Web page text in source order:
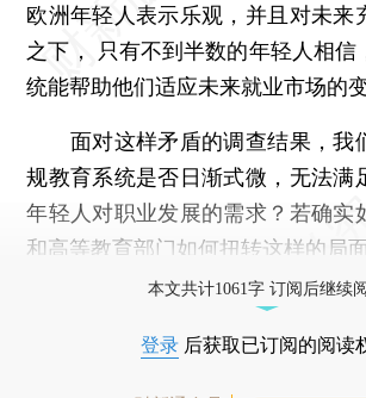
欧洲年轻人表示乐观，并且对未来
之下， 只有不到半数的年轻人相信
统能帮助他们适应未来就业市场的变
面对这样矛盾的调查结果，我
规教育系统是否日渐式微，无法满
年轻人对职业发展的需求？若确实
和高等教育部门如何扭转这样的局
本文共计1061字 订阅后继续
登录 后获取已订阅的阅读